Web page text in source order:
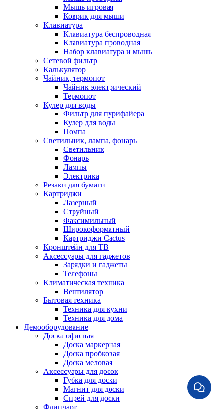
Мышь игровая
Коврик для мыши
Клавиатура
Клавиатура беспроводная
Клавиатура проводная
Набор клавиатура и мышь
Сетевой фильтр
Калькулятор
Чайник, термопот
Чайник электрический
Термопот
Кулер для воды
Фильтр для пурифайера
Кулер для воды
Помпа
Светильник, лампа, фонарь
Светильник
Фонарь
Лампы
Электрика
Резаки для бумаги
Картриджи
Лазерный
Струйный
Факсимильный
Широкоформатный
Картриджи Cactus
Кронштейн для ТВ
Аксессуары для гаджетов
Зарядки и гаджеты
Телефоны
Климатическая техника
Вентилятор
Бытовая техника
Техника для кухни
Техника для дома
Демооборудование
Доска офисная
Доска маркерная
Доска пробковая
Доска меловая
Аксессуары для досок
Губка для доски
Магнит для доски
Спрей для доски
Флипчарт